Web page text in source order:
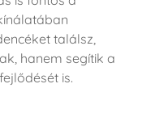
találsz,
hanem segítik a
is.